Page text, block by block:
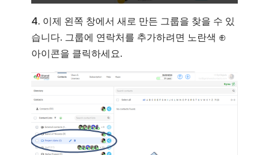
4. 이제 왼쪽 창에서 새로 만든 그룹을 찾을 수 있
습니다. 그룹에 연락처를 추가하려면 노란색 ⊕︀
아이콘을 클릭하세요.